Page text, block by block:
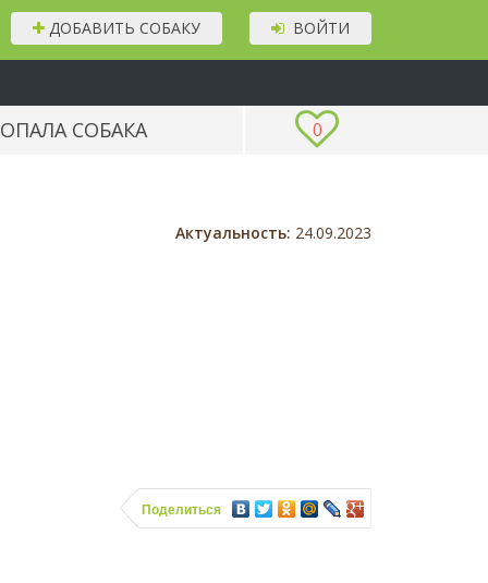
ВОЙТИ
ДОБАВИТЬ СОБАКУ
0
СОБАКА
Актуальность: 24.09.2023
Поделиться